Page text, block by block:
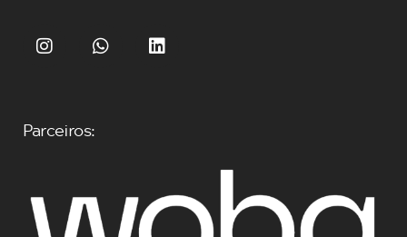
Parceiros: